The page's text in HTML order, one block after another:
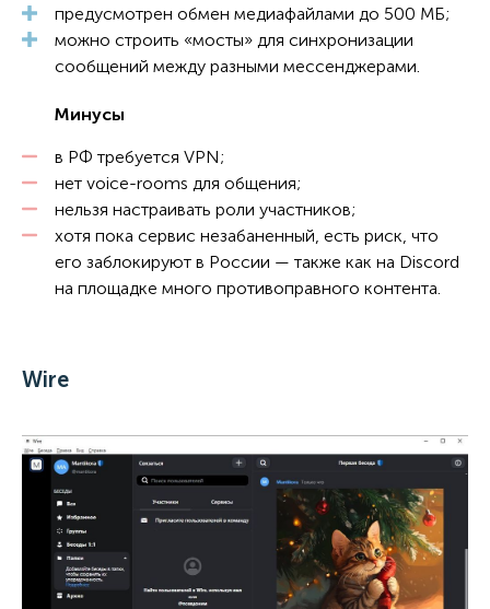
предусмотрен обмен медиафайлами до 500 МБ;
можно строить «мосты» для синхронизации
сообщений между разными мессенджерами.
Минусы
в РФ требуется VPN;
нет voice-rooms для общения;
нельзя настраивать роли участников;
хотя пока сервис незабаненный, есть риск, что
его заблокируют в России — также как на Discord
на площадке много противоправного контента.
Wire